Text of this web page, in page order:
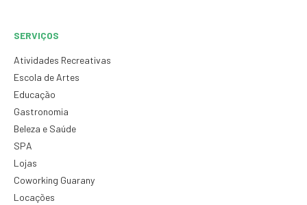
SERVIÇOS
Atividades Recreativas
Escola de Artes
Educação
Gastronomia
Beleza e Saúde
SPA
Lojas
Coworking Guarany
Locações